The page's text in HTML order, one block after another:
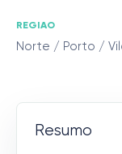
REGIAO
Norte / Porto /
Resumo